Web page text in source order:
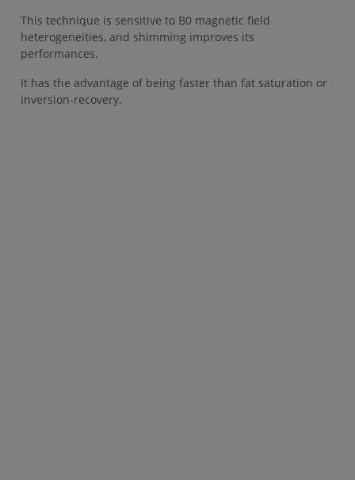
This technique is sensitive to B0 magnetic field
heterogeneities, and shimming improves its
performances.
It has the advantage of being faster than fat saturation or
inversion-recovery.